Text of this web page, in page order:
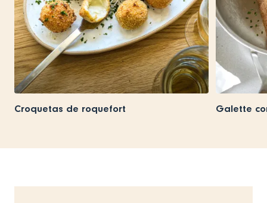
Croquetas de roquefort Galette